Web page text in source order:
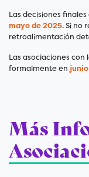
Las decisiones
mayo de 2025. Si no
retroalimentación
Las asociaciones
formalmente en
Más